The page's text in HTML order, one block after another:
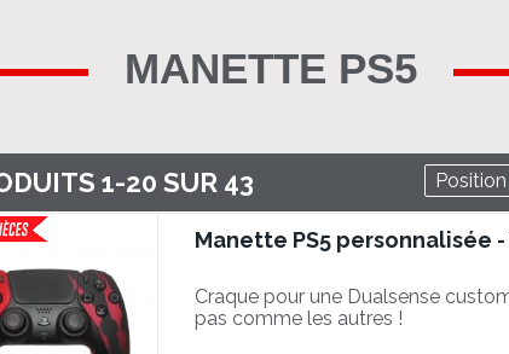
MANETTE PS5
1-20 SUR 43
Manette PS5 personnalisée
Craque pour une Dualsense
pas comme les autres !